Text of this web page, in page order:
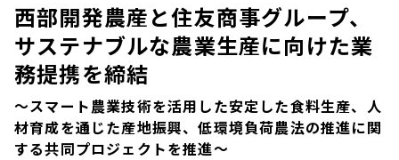
西部開発農産と住友商事グループ、
サステナブルな農業生産に向けた業
務提携を締結
～スマート農業技術を活用した安定した食料生産、人
材育成を通じた産地振興、低環境負荷農法の推進に関
する共同プロジェクトを推進～